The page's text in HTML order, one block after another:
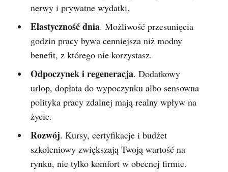
nerwy i prywatne wydatki.
Elastyczność dnia. Możliwość przesunięcia
godzin pracy bywa cenniejsza niż modny
benefit, z którego nie korzystasz.
Odpoczynek i regeneracja. Dodatkowy
urlop, dopłata do wypoczynku albo sensowna
polityka pracy zdalnej mają realny wpływ na
życie.
Rozwój. Kursy, certyfikacje i budżet
szkoleniowy zwiększają Twoją wartość na
rynku, nie tylko komfort w obecnej firmie.